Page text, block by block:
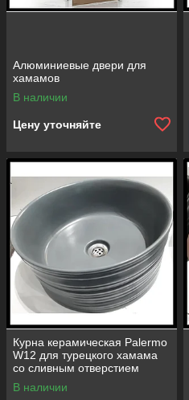
Алюминиевые двери для
хамамов
В наличии
Цену уточняйте
Курна керамическая Palermo
W12 для турецкого хамама
со сливным отверстием
(размер = 410 мм)
В наличии